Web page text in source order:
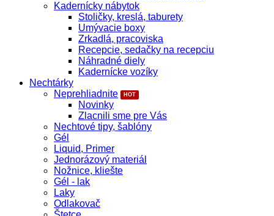
Kadernícky nábytok
Stoličky, kreslá, taburety
Umývacie boxy
Zrkadlá, pracoviska
Recepcie, sedačky na recepciu
Náhradné diely
Kadernícke vozíky
Nechtárky
Neprehliadnite
Novinky
Zlacnili sme pre Vás
Nechtové tipy, šablóny
Gél
Liquid, Primer
Jednorázový materiál
Nožnice, kliešte
Gél - lak
Laky
Odlakovač